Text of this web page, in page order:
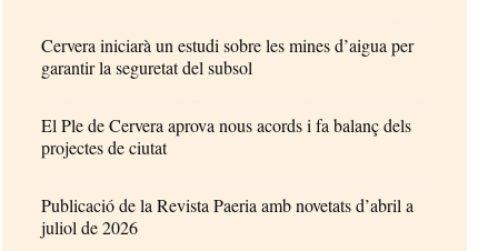
Cervera iniciarà un estudi sobre les mines d’aigua per
garantir la seguretat del subsol
El Ple de Cervera aprova nous acords i fa balanç dels
projectes de ciutat
Publicació de la Revista Paeria amb novetats d’abril a
juliol de 2026